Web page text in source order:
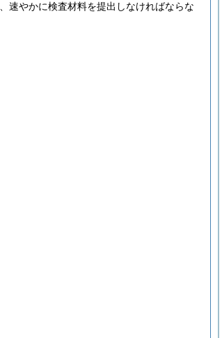
速やかに検査材料を提出しなければならな